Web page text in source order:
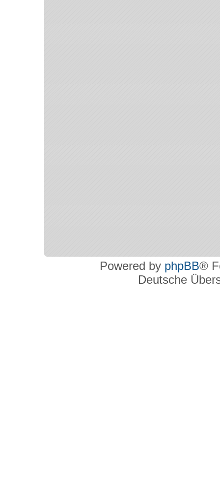
Powered by phpBB®
Deutsche